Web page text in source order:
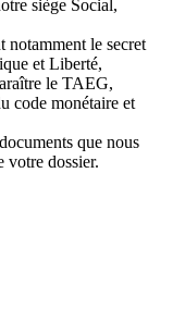
siège Social,
notamment le secret
et Liberté,
le TAEG,
code monétaire et
que nous
votre dossier.